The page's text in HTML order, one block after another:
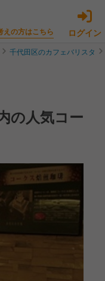
えの方はこちら ログイン
千代田区のカフェバリスタ
の人気コー